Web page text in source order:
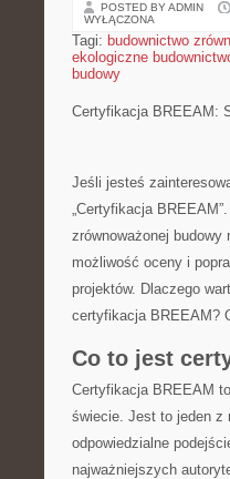
POSTED BY ADMIN
WYŁĄCZONA
Tagi: budownictwo
ekologiczne
budowy
Certyfikacja BREEAM:
Jeśli jesteś‍
„Certyfikacja
⁤zrównoważonej
możliwość⁣ oceny i
projektów. Dlaczego
certyfikacja BREEAM?
Co to jest
Certyfikacja BREEAM
świecie. Jest to jeden z
odpowiedzialne
najważniejszych